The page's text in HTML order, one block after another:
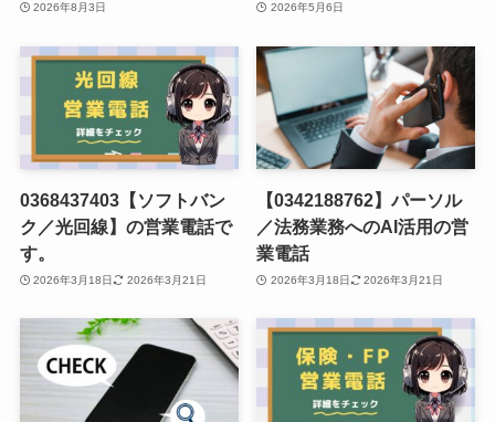
2026年8月3日 2026年5月6日
0368437403【ソフトバン
ク／光回線】の営業電話で
す。
2026年3月18日 2026年3月21日
【0342188762】パーソル
／法務業務へのAI活用の営
業電話
2026年3月18日 2026年3月21日